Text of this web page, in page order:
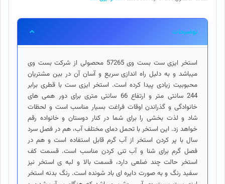
bestway
عددتوضیحات
استخر ایزی ست بست وی 57265 محصولی از شرکت بست وی
میباشد و به دلیل راه اندازی سریع و آسان آن در بین مشتریان
محبوبیت زیادی پیدا کرده است. استخر ایزی ست با قطری برابر
244 سانتی متر و ارتفاع 66 سانتی متری برای دور همی های
خانوادگی و گذراندن اوقات فراغت بسیار مناسب است و لحظات
شاد و لذت بخشی را برای شما در کنار دوستان و خانواده رقم
خواهد زد. این استخر با تحمل دمای مختلف آب، هم در فصل سرد
سال با پر کردن استخر از آب گرم قابل استفاده است و هم در
فصل گرم برای شنا و آب تنی کردن مناسب است. قسمت کف
استخر حالت چند ضلعی دارد، قسمت بالا و لبه ی استخر نیز
سفید رنگ و به صورت دایره ای باد شونده است. رنگ بدنه استخر